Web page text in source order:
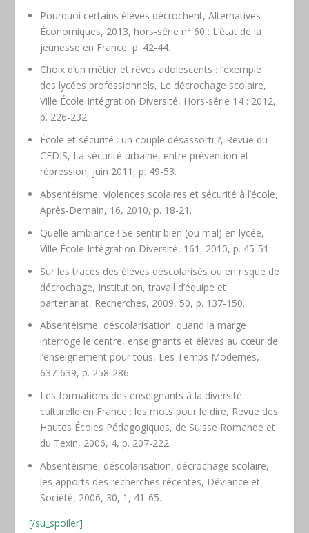
Pourquoi certains élèves décrochent, Alternatives
Économiques, 2013, hors-série n° 60 : L’état de la
jeunesse en France, p. 42-44.
Choix d’un métier et rêves adolescents : l’exemple
des lycées professionnels, Le décrochage scolaire,
Ville École Intégration Diversité, Hors-série 14 : 2012,
p. 226-232.
École et sécurité : un couple désassorti ?, Revue du
CEDIS, La sécurité urbaine, entre prévention et
répression, juin 2011, p. 49-53.
Absentéisme, violences scolaires et sécurité à l’école,
Après-Demain, 16, 2010, p. 18-21.
Quelle ambiance ! Se sentir bien (ou mal) en lycée,
Ville École Intégration Diversité, 161, 2010, p. 45-51.
Sur les traces des élèves déscolarisés ou en risque de
décrochage, Institution, travail d’équipe et
partenariat, Recherches, 2009, 50, p. 137-150.
Absentéisme, déscolarisation, quand la marge
interroge le centre, enseignants et élèves au cœur de
l’enseignement pour tous, Les Temps Modernes,
637-639, p. 258-286.
Les formations des enseignants à la diversité
culturelle en France : les mots pour le dire, Revue des
Hautes Écoles Pédagogiques, de Suisse Romande et
du Texin, 2006, 4, p. 207-222.
Absentéisme, déscolarisation, décrochage scolaire,
les apports des recherches récentes, Déviance et
Société, 2006, 30, 1, 41-65.
[/su_spoiler]